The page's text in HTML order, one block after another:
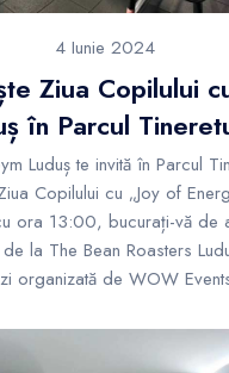
4 Iunie 2024
Ziua Copilului
în Parcul
Luduș te invită în Parcul
Copilului cu „Joy of
ora 13:00, bucurați-vă de
la The Bean Roasters
organizată de WOW